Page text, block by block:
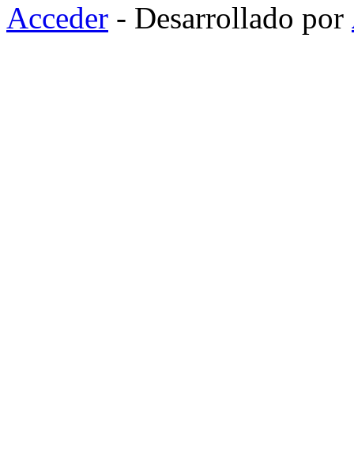
Acceder - Desarrollado por